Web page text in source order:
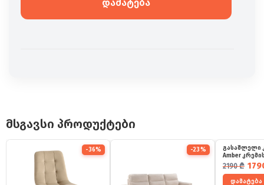
დამატება
მსგავსი პროდუქტები
-36% -23%
გასაშლელი
Amber
2190₾
საწყისი
დამატება